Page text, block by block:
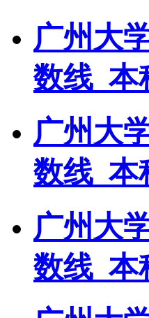
广州大
数线_本
广州大
数线_本
广州大
数线_本